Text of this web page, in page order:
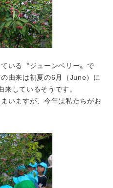
いる〝ジューンベリー〟で
由来は初夏の6月（June）に
しているそうです。
いますが、今年は私たちがお